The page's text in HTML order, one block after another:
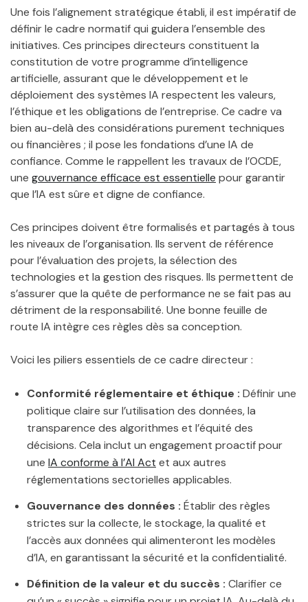
Une fois l’alignement stratégique établi, il est impératif de
définir le cadre normatif qui guidera l’ensemble des
initiatives. Ces principes directeurs constituent la
constitution de votre programme d’intelligence
artificielle, assurant que le développement et le
déploiement des systèmes IA respectent les valeurs,
l’éthique et les obligations de l’entreprise. Ce cadre va
bien au-delà des considérations purement techniques
ou financières ; il pose les fondations d’une IA de
confiance. Comme le rappellent les travaux de l’OCDE,
une gouvernance efficace est essentielle pour garantir
que l’IA est sûre et digne de confiance.
Ces principes doivent être formalisés et partagés à tous
les niveaux de l’organisation. Ils servent de référence
pour l’évaluation des projets, la sélection des
technologies et la gestion des risques. Ils permettent de
s’assurer que la quête de performance ne se fait pas au
détriment de la responsabilité. Une bonne feuille de
route IA intègre ces règles dès sa conception.
Voici les piliers essentiels de ce cadre directeur :
Conformité réglementaire et éthique : Définir une
politique claire sur l’utilisation des données, la
transparence des algorithmes et l’équité des
décisions. Cela inclut un engagement proactif pour
une IA conforme à l’AI Act et aux autres
réglementations sectorielles applicables.
Gouvernance des données : Établir des règles
strictes sur la collecte, le stockage, la qualité et
l’accès aux données qui alimenteront les modèles
d’IA, en garantissant la sécurité et la confidentialité.
Définition de la valeur et du succès : Clarifier ce